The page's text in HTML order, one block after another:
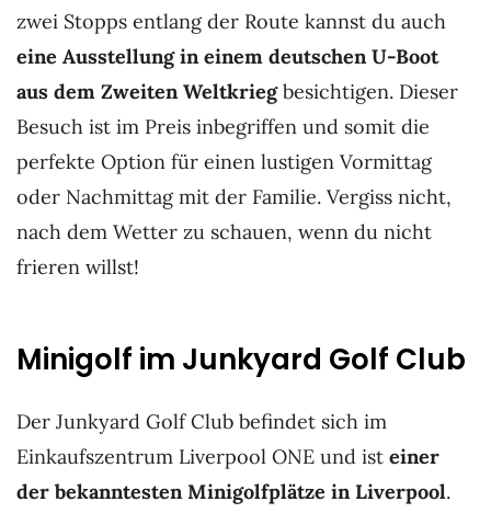
zwei Stopps entlang der Route kannst du auch
eine Ausstellung in einem deutschen U-Boot
aus dem Zweiten Weltkriegbesichtigen. Dieser
Besuch ist im Preis inbegriffen und somit die
perfekte Option für einen lustigen Vormittag
oder Nachmittag mit der Familie. Vergiss nicht,
nach dem Wetter zu schauen, wenn du nicht
frieren willst!
Minigolf im Junkyard Golf Club
Der Junkyard Golf Club befindet sich im
Einkaufszentrum Liverpool ONE und ist einer
der bekanntesten Minigolfplätze in Liverpool.